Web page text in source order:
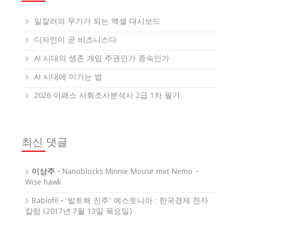
일잘러의 무기가 되는 엑셀 대시보드
디자인이 곧 비즈니스다
AI 시대의 생존 게임 주권인가 종속인가
AI 시대에 이기는 법
2026 이패스 사회조사분석사 2급 1차 필기
최신 댓글
이상주 - Nanoblocks Minnie Mouse met Nemo –
Wise hawk
Bablofil - ‘발트해 진주’ 에스토니아 : 한국경제 천자
칼럼 (2017년 7월 13일 목요일)